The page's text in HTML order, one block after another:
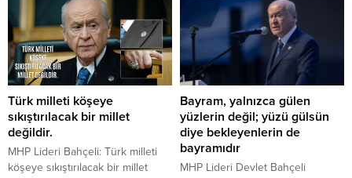
Türk milleti köşeye
sıkıştırılacak bir millet
değildir.
MHP Lideri Bahçeli: Türk milleti
köşeye sıkıştırılacak bir millet
Bayram, yalnızca gülen
yüzlerin değil; yüzü gülsün
diye bekleyenlerin de
bayramıdır
MHP Lideri Devlet Bahçeli